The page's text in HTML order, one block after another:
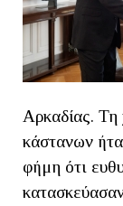
Αρκαδίας. Τη
κάστανων
φήμη ότι